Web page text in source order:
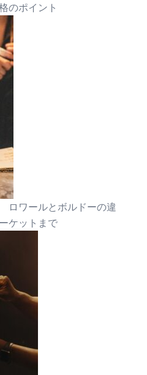
のポイント
ロワールとボルドーの違
ケットまで